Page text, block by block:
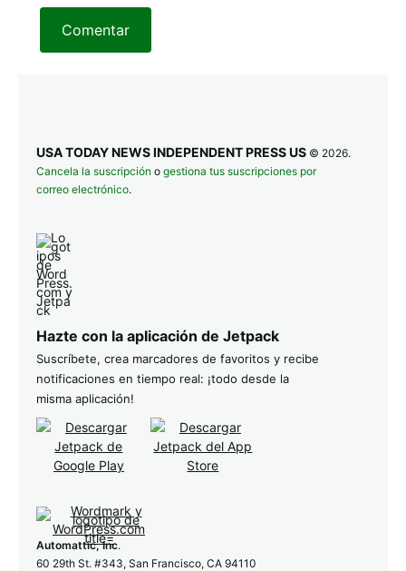
Comentar
USA TODAY NEWS INDEPENDENT PRESS US © 2026.
Cancela la suscripción o gestiona tus suscripciones por
correo electrónico.
Hazte con la aplicación de Jetpack
Suscríbete, crea marcadores de favoritos y recibe
notificaciones en tiempo real: ¡todo desde la
misma aplicación!
Automattic, Inc.
60 29th St. #343, San Francisco, CA 94110